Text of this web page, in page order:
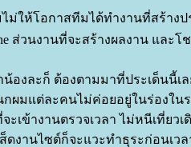
ม่ให้โอกาสทีมได้ทำงานที่สร้าง
ส่วนงานที่จะสร้างผลงาน และโ
องละก็ ต้องตามมาที่ประเด็นนี้เ
กผมแต่ละคนไม่ค่อยอยู่ในร่องใน
ะเข้างานตรวจเวลา ไม่หนีเที่ยว
ดงานไซต์ก็จะแวะทำธุระก่อนเวล